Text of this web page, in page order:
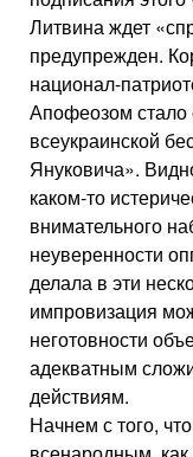
Литвина ждет
предупрежден.
национал-
Апофеозом стало
всеукраинской
Януковича».
каком-то
внимательного
неуверенности
делала в эти
импровизация
неготовности
адекватным
действиям.
Начнем с того,